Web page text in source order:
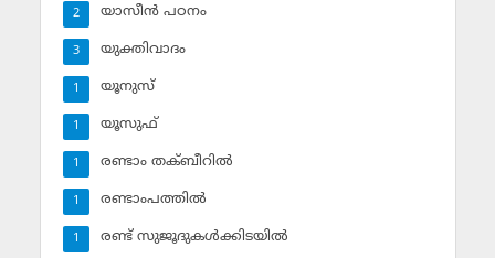
യാസീന്‍ പഠനം
2
യുക്തിവാദം
3
യൂനുസ്‌
1
യൂസുഫ്‌
1
രണ്ടാം തക്ബീറില്‍
1
രണ്ടാംപത്തില്‍
1
രണ്ട് സുജൂദുകള്‍ക്കിടയില്‍
1